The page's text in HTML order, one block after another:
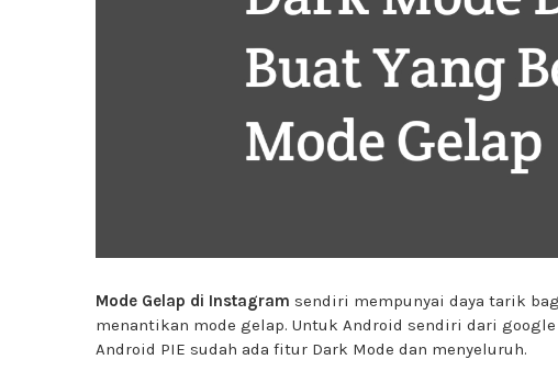
Mode Gelap di Instagram sendiri mempunyai daya tarik
menantikan mode gelap. Untuk Android sendiri dari
Android PIE sudah ada fitur Dark Mode dan menyeluruh.